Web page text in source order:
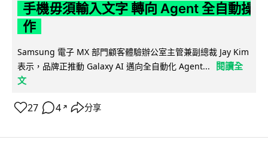
手機毋須輸入文字 轉向 Agent 全自動操
作
Samsung 電子 MX 部門顧客體驗辦公室主管兼副總裁 Jay Kim
表示，品牌正推動 Galaxy AI 邁向全自動化 Agent...
閱讀全
文
27 4 ↗ 分享